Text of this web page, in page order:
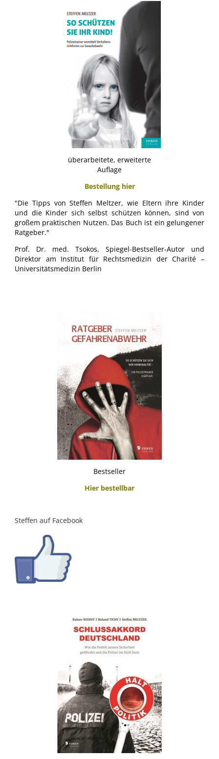
überarbeitete, erweiterte
Auflage
Bestellung hier
"Die Tipps von Steffen Meltzer, wie Eltern ihre Kinder
und die Kinder sich selbst schützen können, sind von
großem praktischen Nutzen. Das Buch ist ein gelungener
Ratgeber."
Prof. Dr. med. Tsokos, Spiegel-Bestseller-Autor und
Direktor am Institut für Rechtsmedizin der Charité –
Universitätsmedizin Berlin
Bestseller
Hier bestellbar
Steffen auf Facebook